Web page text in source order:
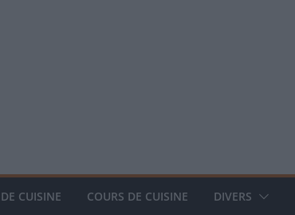
CUISINE COURS DE CUISINE DIVERS